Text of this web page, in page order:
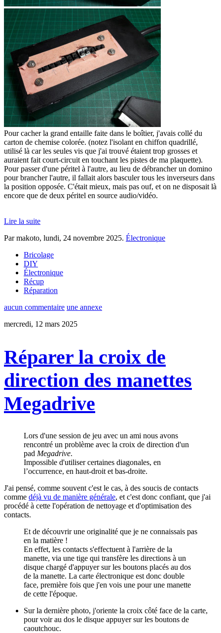
Pour cacher la grand entaille faite dans le boîtier, j'avais collé du
carton de chemise colorée. (notez l'isolant en chiffon quadrillé,
utilisé là car les seules vis que j'ai trouvé étaient trop grosses et
auraient fait court-circuit en touchant les pistes de ma plaquette).
Pour passer d'une péritel à l'autre, au lieu de débrancher un domino
pour brancher l'autre, il fallait alors basculer tous les inverseurs dans
la position opposée. C'était mieux, mais pas ouf, et on ne disposait là
encore que de deux péritel en source audio/vidéo.
Lire la suite
Par makoto, lundi, 24 novembre 2025. Électronique
Bricolage
DIY
Électronique
Récup
Réparation
aucun commentaire une annexe
mercredi, 12 mars 2025
Réparer la croix de
direction des manettes
Megadrive
Lors d'une session de jeu avec un ami nous avons
rencontré un problème avec la croix de direction d'un
pad Megadrive.
Impossible d'utiliser certaines diagonales, en
l’occurrence, en haut-droit et bas-droite.
J'ai pensé, comme souvent c'est le cas, à des soucis de contacts
comme déjà vu de manière générale, et c'est donc confiant, que j'ai
procédé à cette l'opération de nettoyage et d'optimisation des
contacts.
Et de découvrir une originalité que je ne connaissais pas
en la matière !
En effet, les contacts s'effectuent à l'arrière de la
manette, via une tige qui transfère les directions à un
disque chargé d'appuyer sur les boutons placés au dos
de la manette. La carte électronique est donc double
face, première fois que j'en vois une pour une manette
de cette l'époque.
Sur la dernière photo, j'oriente la croix côté face de la carte,
pour voir au dos le disque appuyer sur les boutons de
caoutchouc.